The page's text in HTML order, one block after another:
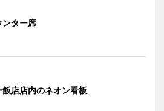
ンター席
飯店店内のネオン看板